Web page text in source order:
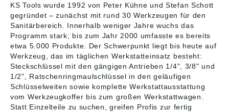
KS Tools wurde 1992 von Peter Kühne und Stefan Schott
gegründet – zunächst mit rund 30 Werkzeugen für den
Sanitärbereich. Innerhalb weniger Jahre wuchs das
Programm stark; bis zum Jahr 2000 umfasste es bereits
etwa 5.000 Produkte. Der Schwerpunkt liegt bis heute auf
Werkzeug, das im täglichen Werkstatteinsatz besteht:
Steckschlüssel mit den gängigen Antrieben 1/4", 3/8" und
1/2", Ratschenringmaulschlüssel in den geläufigen
Schlüsselweiten sowie komplette Werkstattausstattung
vom Werkzeugkoffer bis zum großen Werkstattwagen.
Statt Einzelteile zu suchen, greifen Profis zur fertig